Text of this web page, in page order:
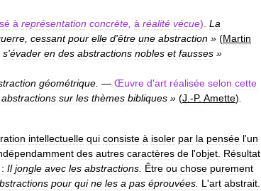
à représentation concrète à réalité vécue). La
cessant pour elle d'être une abstraction » (Martin
s'évader en des abstractions nobles et fausses »
géométrique — Œuvre d'art réalisée selon cette
abstractions sur les thèmes bibliques » (J .-P. Amette)
intellectuelle qui consiste à isoler par la pensée l'un
des autres caractères de l'objet Résultat
: Il jongle avec les abstractions Être ou chose purement
pour qui ne les a pas éprouvées L 'art abstrait